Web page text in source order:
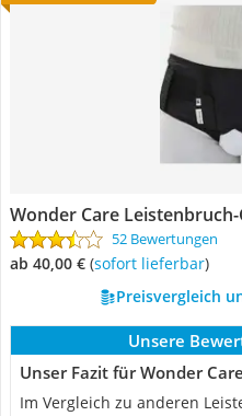
Wonder Care
52 Bewertungen
ab 40,00 € ( Sofort lieferbar)
Preisvergleich
Unsere
Unser Fazit für Wonder
Im Vergleich zu anderen